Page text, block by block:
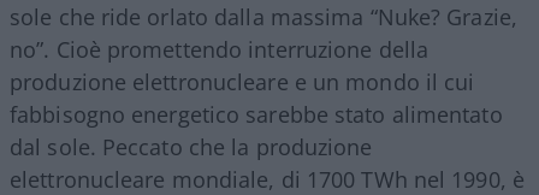
sole che ride orlato dalla massima “Nuke? Grazie,
no”. Cioè promettendo interruzione della
produzione elettronucleare e un mondo il cui
fabbisogno energetico sarebbe stato alimentato
dal sole. Peccato che la produzione
elettronucleare mondiale, di 1700 TWh nel 1990, è